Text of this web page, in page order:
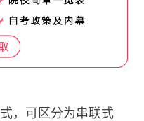
，可区分为串联式